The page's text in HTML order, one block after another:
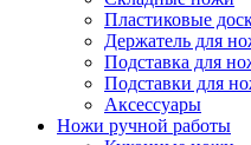
Пластиковые
Держатель для
Подставка для
Подставки для
Аксессуары
Ножи ручной работы